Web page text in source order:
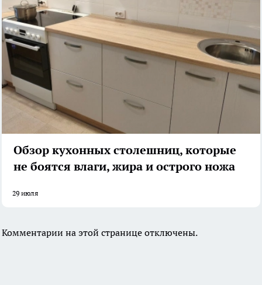
Обзор кухонных столешниц, которые
не боятся влаги, жира и острого ножа
29 июля
Комментарии на этой странице отключены.